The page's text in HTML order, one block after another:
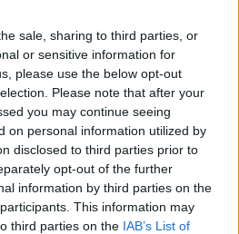
sale, sharing to third parties, or
or sensitive information for
please use the below opt-out
Please note that after your
you may continue seeing
on personal information utilized by
disclosed to third parties prior to
opt-out of the further
information by third parties on the
This information may
third parties on the IAB’s List of
perímetros seguros y
ignífugos en tu
por niveles para trabajar
piernas usando escaleras